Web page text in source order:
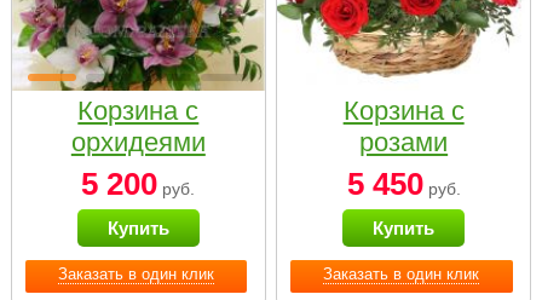
Заказать в один клик
Корзина с
орхидеями
малая
5 200 руб.
Купить
Заказать в один клик
Корзина с
розами
«Красный
Париж»
5 450руб.
Купить